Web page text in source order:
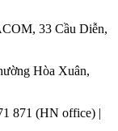
33 Cầu Diễn,
Hòa Xuân,
871 (HN office) |